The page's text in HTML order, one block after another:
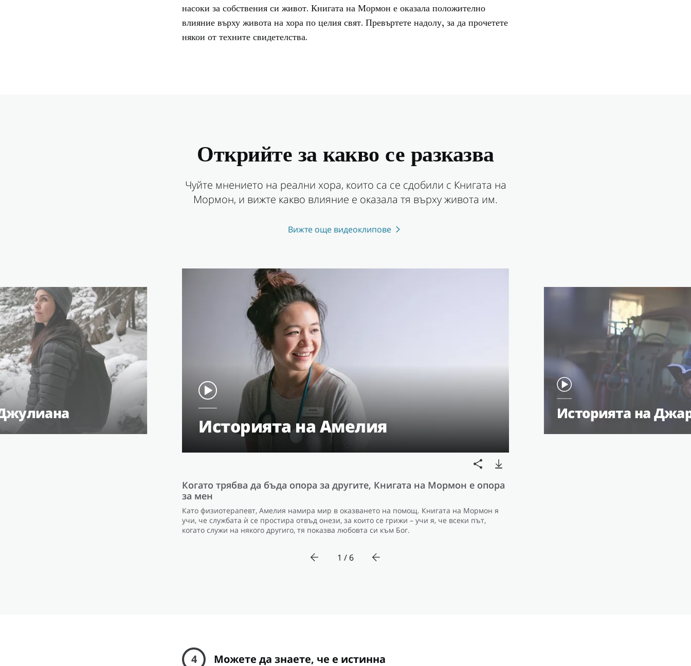
насоки за собствения си живот. Книгата на Мормон е оказала положително
влияние върху живота на хора по целия свят. Превъртете надолу, за да прочетете
някои от техните свидетелства.
Открийте за какво се разказва
Чуйте мнението на реални хора, които са се сдобили с Книгата на
Мормон, и вижте какво влияние е оказала тя върху живота им.
Вижте още видеоклипове
Историята на Амелия
Когато трябва да бъда опора за другите, Книгата на Мормон е опора
за мен
Като физиотерапевт, Амелия намира мир в оказването на помощ. Книгата на Мормон я
учи, че службата ѝ се простира отвъд онези, за които се грижи – учи я, че всеки път,
когато служи на някого другиго, тя показва любовта си към Бог.
Историята на
1 / 6
4 Можете да знаете, че е истинна